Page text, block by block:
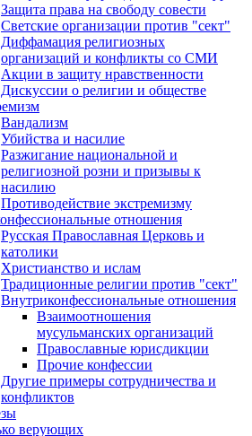
Защита права на свободу совести
Светские организации против "сект"
Диффамация религиозных
организаций и конфликты со СМИ
Акции в защиту нравственности
Дискуссии о религии и обществе
Вандализм
Убийства и насилие
Разжигание национальной и
религиозной розни и призывы к
насилию
Противодействие экстремизму
отношения
Русская Православная Церковь и
католики
Христианство и ислам
Традиционные религии против "сект"
Внутриконфессиональные отношения
Взаимоотношения
мусульманских организаций
Православные юрисдикции
Прочие конфессии
Другие примеры сотрудничества и
конфликтов
верующих